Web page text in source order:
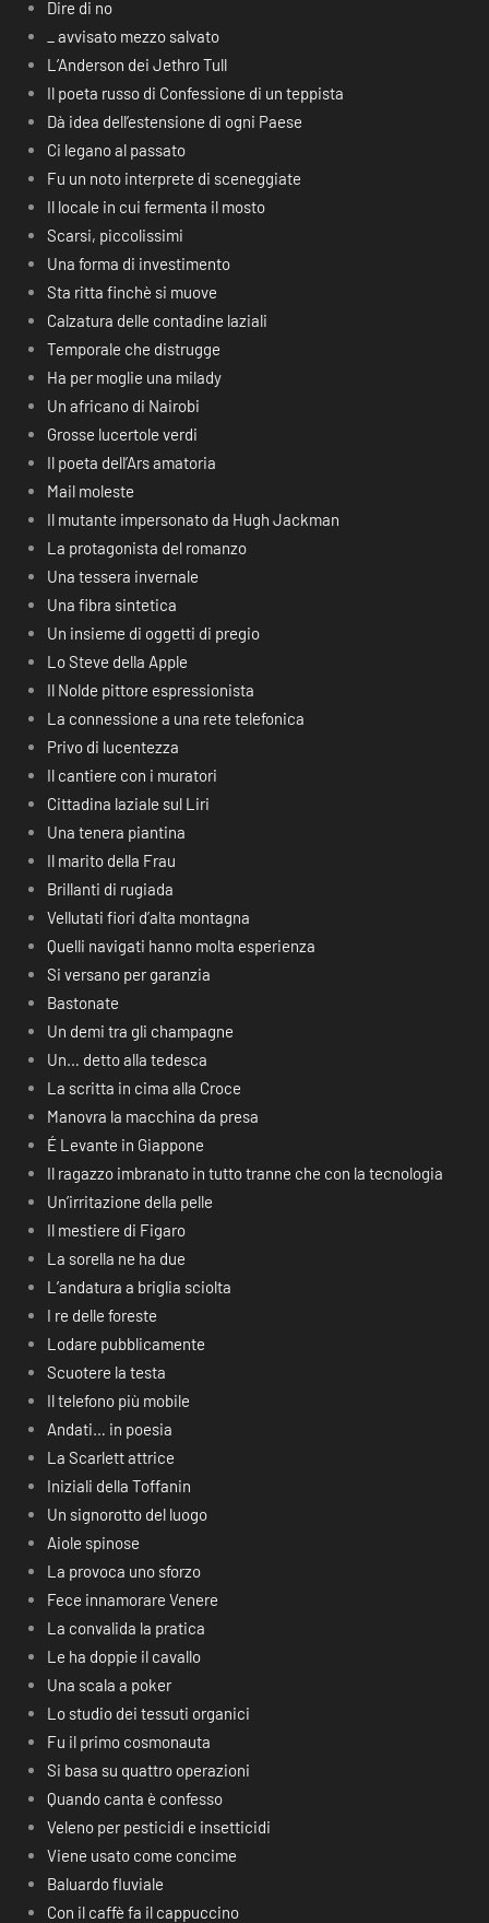
Dire di no
_ avvisato mezzo salvato
L’Anderson dei Jethro Tull
Il poeta russo di Confessione di un teppista
Dà idea dell’estensione di ogni Paese
Ci legano al passato
Fu un noto interprete di sceneggiate
Il locale in cui fermenta il mosto
Scarsi, piccolissimi
Una forma di investimento
Sta ritta finchè si muove
Calzatura delle contadine laziali
Temporale che distrugge
Ha per moglie una milady
Un africano di Nairobi
Grosse lucertole verdi
Il poeta dell’Ars amatoria
Mail moleste
Il mutante impersonato da Hugh Jackman
La protagonista del romanzo
Una tessera invernale
Una fibra sintetica
Un insieme di oggetti di pregio
Lo Steve della Apple
Il Nolde pittore espressionista
La connessione a una rete telefonica
Privo di lucentezza
Il cantiere con i muratori
Cittadina laziale sul Liri
Una tenera piantina
Il marito della Frau
Brillanti di rugiada
Vellutati fiori d’alta montagna
Quelli navigati hanno molta esperienza
Si versano per garanzia
Bastonate
Un demi tra gli champagne
Un… detto alla tedesca
La scritta in cima alla Croce
Manovra la macchina da presa
É Levante in Giappone
Il ragazzo imbranato in tutto tranne che con la tecnologia
Un’irritazione della pelle
Il mestiere di Figaro
La sorella ne ha due
L’andatura a briglia sciolta
I re delle foreste
Lodare pubblicamente
Scuotere la testa
Il telefono più mobile
Andati… in poesia
La Scarlett attrice
Iniziali della Toffanin
Un signorotto del luogo
Aiole spinose
La provoca uno sforzo
Fece innamorare Venere
La convalida la pratica
Le ha doppie il cavallo
Una scala a poker
Lo studio dei tessuti organici
Fu il primo cosmonauta
Si basa su quattro operazioni
Quando canta è confesso
Veleno per pesticidi e insetticidi
Viene usato come concime
Baluardo fluviale
Con il caffè fa il cappuccino